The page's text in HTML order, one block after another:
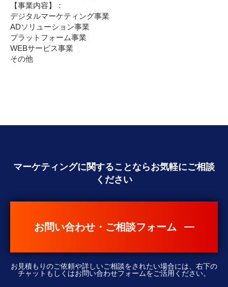
【事業内容】：
デジタルマーケティング事業
ADソリューション事業
プラットフォーム事業
WEBサービス事業
その他
マーケティングに関することならお気軽にご相談
ください
お問い合わせ・ご相談フォーム
お見積もりのご依頼や詳しいご相談をされたい場合には、右下の
チャットもしくはお問い合わせフォームをご活用ください。